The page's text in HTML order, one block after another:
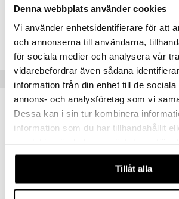
Denna webbplats använder cookies
Vi använder enhetsidentifierare för att
och annonserna till användarna,
för sociala medier och analysera vår
vidarebefordrar även sådana
information från din enhet till de sociala
annons- och analysföretag som vi
Dessa kan i sin tur kombinera
information som du har tillhandahållit
våra cookies vid fortsatt användande
Tillåt alla
Tuotenumero
HBGPB-DJ-30
Suositut tuotteet